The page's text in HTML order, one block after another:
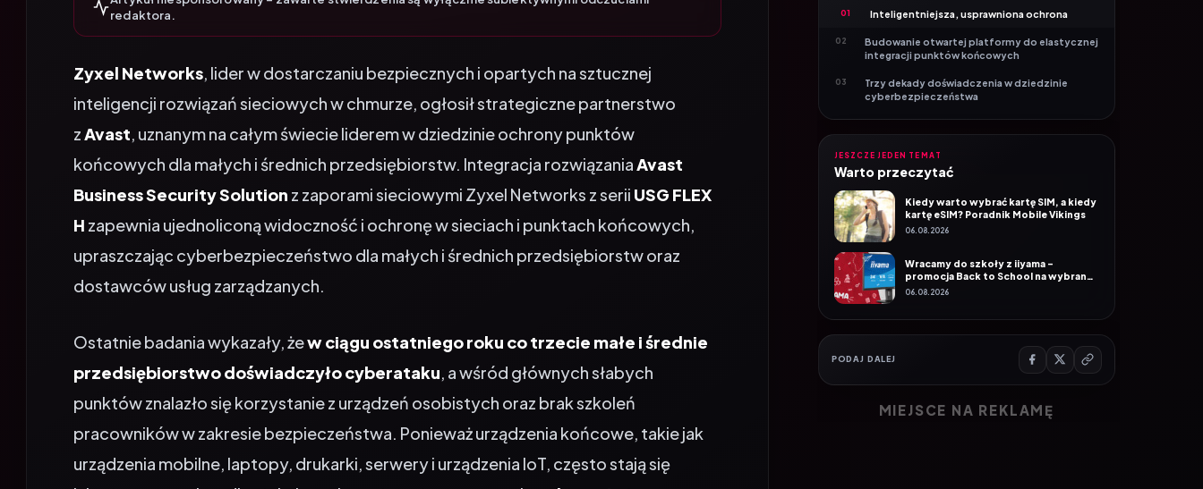
inteligencji rozwiązań sieciowych w chmurze, ogłosił strategiczne partnerstwo
zAvast, uznanym na całym świecie liderem w dziedzinie ochrony punktów
końcowych dla małych i średnich przedsiębiorstw. Integracja rozwiązania
Business Security Solutionz zaporami sieciowymi Zyxel Networks z serii USG FLEX
Hzapewnia ujednoliconą widoczność i ochronę w sieciach i punktach końcowych,
upraszczając cyberbezpieczeństwo dla małych i średnich przedsiębiorstw oraz
dostawców usług zarządzanych.
przedsiębiorstwo doświadczyło cyberataku, a wśród głównych słabych
punktów znalazło się korzystanie z urządzeń osobistych oraz brak szkoleń
pracowników w zakresie bezpieczeństwa. Ponieważ urządzenia końcowe, takie jak
urządzenia mobilne, laptopy, drukarki, serwery i urządzenia IoT, często stają się
lukratywnym celem dla atakujących, partnerstwo ma na celupokonanie tego
02
Budowanie otwartej platformy do elastycznej
Trzy dekady doświadczenia w dziedzinie
Warto przeczytać
Kiedy warto wybrać kartę SIM, a kiedy
06.08.2026
monitory
06.08.2026
PODAJ DALEJ